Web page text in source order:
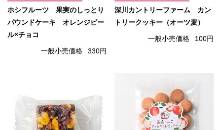
ホシフルーツ 果実のしっとり
パウンドケーキ オレンジピー
ル×チョコ
一般小売価格 330円
深川カントリーファーム カン
トリークッキー（オーツ麦）
一般小売価格 100円